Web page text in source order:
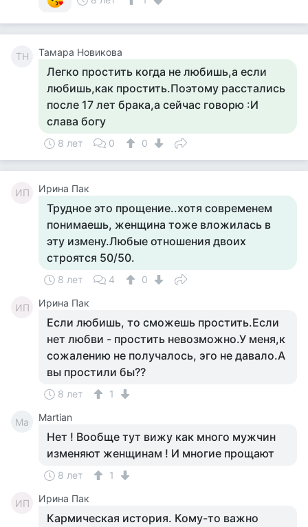
ТН Тамара Новикова
Легко простить когда не любишь,а если
любишь,как простить.Поэтому расстались
после 17 лет брака,а сейчас говорю :И
слава богу
8 лет 0 0
ИП Ирина Пак
Трудное это прощение..хотя современем
понимаешь, женщина тоже вложилась в
эту измену.Любые отношения двоих
строятся 50/50.
8 лет 4 0
ИП Ирина Пак
Если любишь, то сможешь простить.Если
нет любви - простить невозможно.У меня,к
сожалению не получалось, эго не давало.А
вы простили бы??
8 лет 1
Ma Martian
Нет ! Вообще тут вижу как много мужчин
изменяют женщинам ! И многие прощают
8 лет 1
ИП Ирина Пак
Кармическая история. Кому-то важно